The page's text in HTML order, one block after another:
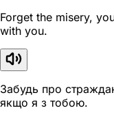
Forget the misery,
with you.
Забудь про
якщо я з тобою.